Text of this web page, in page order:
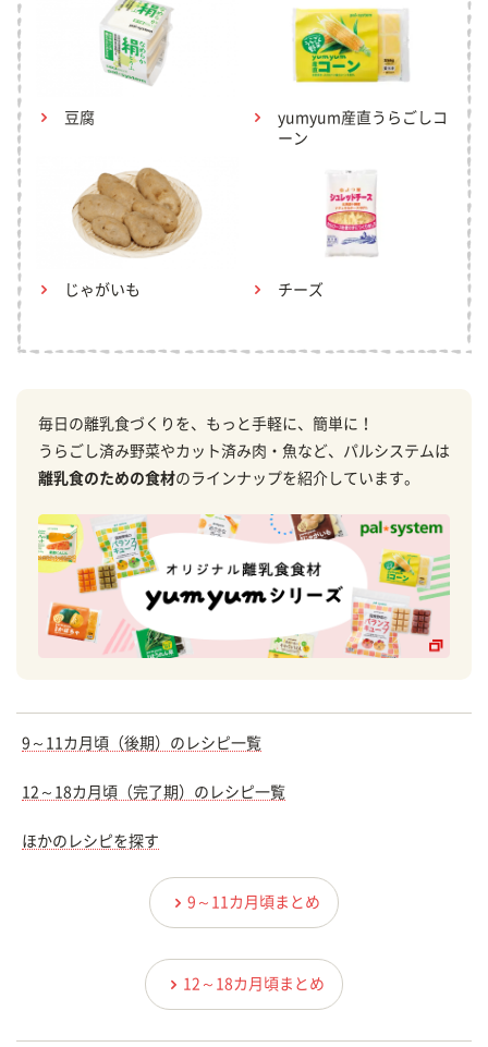
豆腐
yumyum産直うらごしコ
ーン
じゃがいも チーズ
毎日の離乳食づくりを、もっと手軽に、簡単に！
うらごし済み野菜やカット済み肉・魚など、パルシステムは
離乳食のための食材のラインナップを紹介しています。
9～11カ月頃（後期）のレシピ一覧
12～18カ月頃（完了期）のレシピ一覧
ほかのレシピを探す
9～11カ月頃まとめ
12～18カ月頃まとめ